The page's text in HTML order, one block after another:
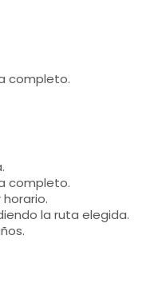
completo.
completo.
la ruta elegida.